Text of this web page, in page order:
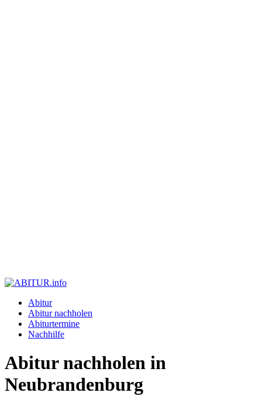
Abitur
Abitur nachholen
Abiturtermine
Nachhilfe
Abitur nachholen in
Neubrandenburg